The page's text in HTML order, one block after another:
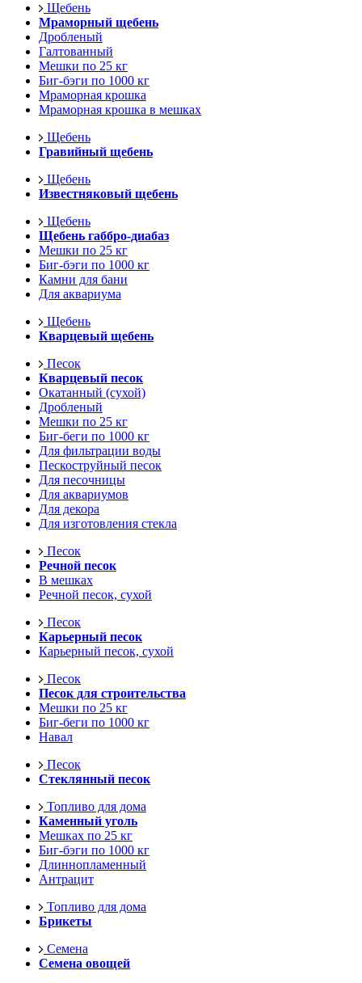
Щебень
Мраморный щебень
Дробленый
Галтованный
Мешки по 25 кг
Биг-бэги по 1000 кг
Мраморная крошка
Мраморная крошка в мешках
Щебень
Гравийный щебень
Щебень
Известняковый щебень
Щебень
Щебень габбро-диабаз
Мешки по 25 кг
Биг-бэги по 1000 кг
Камни для бани
Для аквариума
Щебень
Кварцевый щебень
Песок
Кварцевый песок
Окатанный (сухой)
Дробленый
Мешки по 25 кг
Биг-беги по 1000 кг
Для фильтрации воды
Пескоструйный песок
Для песочницы
Для аквариумов
Для декора
Для изготовления стекла
Песок
Речной песок
В мешках
Речной песок, сухой
Песок
Карьерный песок
Карьерный песок, сухой
Песок
Песок для строительства
Мешки по 25 кг
Биг-беги по 1000 кг
Навал
Песок
Стеклянный песок
Топливо для дома
Каменный уголь
Мешках по 25 кг
Биг-бэги по 1000 кг
Длиннопламенный
Антрацит
Топливо для дома
Брикеты
Семена
Семена овощей